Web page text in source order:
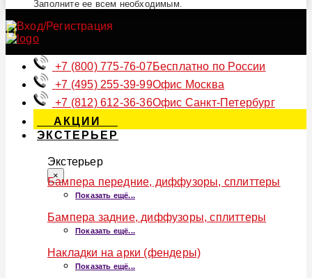
Заполните ее всем необходимым.
+7 (800) 775-76-07Бесплатно по России
+7 (495) 255-39-99Офис Москва
+7 (812) 612-36-36Офис Санкт-Петербург
АКЦИИ
ЭКСТЕРЬЕР
Экстерьер
×
Бампера передние, диффузоры, сплиттеры
Показать ещё...
Бампера задние, диффузоры, сплиттеры
Показать ещё...
Накладки на арки (фендеры)
Показать ещё...